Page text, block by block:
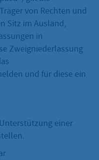
von Rechten und
Sitz im Ausland,
in
Zweigniederlassung
und für diese ein
einer